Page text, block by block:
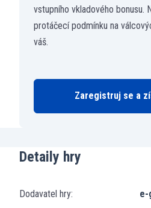
vstupního vkladového bonusu.
protáčecí podmínku na
váš.
Zaregistruj se a
Detaily hry
Dodavatel hry:
e-